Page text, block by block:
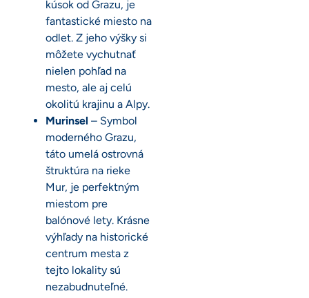
kúsok od Grazu, je
fantastické miesto na
odlet. Z jeho výšky si
môžete vychutnať
nielen pohľad na
mesto, ale aj celú
okolitú krajinu a Alpy.
Murinsel – Symbol
moderného Grazu,
táto umelá ostrovná
štruktúra na rieke
Mur, je perfektným
miestom pre
balónové lety. Krásne
výhľady na historické
centrum mesta z
tejto lokality sú
nezabudnuteľné.